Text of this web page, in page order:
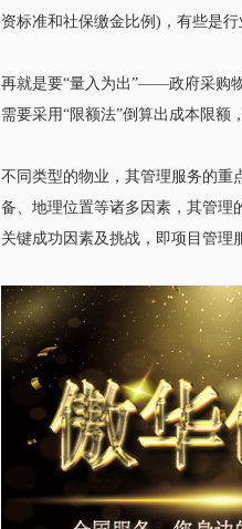
资标准和社保缴金比例)，有些是
再就是要“量入为出”——政府采购
需要采用“限额法”倒算出成本限额
不同类型的物业，其管理服务的重
备、地理位置等诸多因素，其管理
关键成功因素及挑战，即项目管理